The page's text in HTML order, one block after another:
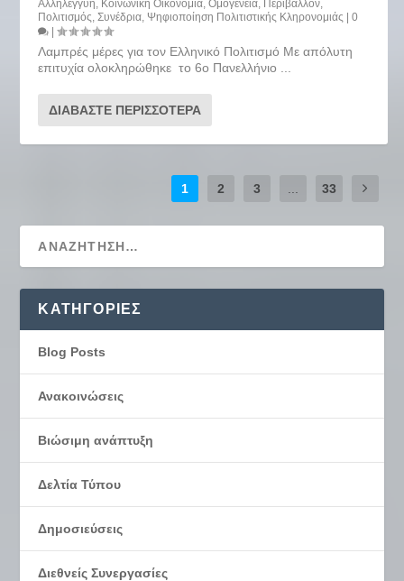
Αλληλεγγύη Κοινωνική Οικονομία ,Ομογένεια Περιβάλλον
Πολιτισμός ,Συνέδρια Ψηφιοποίηση Πολιτιστικής Κληρονομιάς |0
|
Λαμπρές μέρες για τον Ελληνικό Πολιτισμό Με απόλυτη
επιτυχία ολοκληρώθηκε το 6ο Πανελλήνιο ...
ΔΙΑΒΆΣΤΕ ΠΕΡΙΣΣΌΤΕΡΑ
1 2 3 33
KΑΤΗΓΟΡΊΕΣ
Blog Posts
Ανακοινώσεις
Βιώσιμη ανάπτυξη
Δελτία Τύπου
Δημοσιεύσεις
Διεθνείς Συνεργασίες